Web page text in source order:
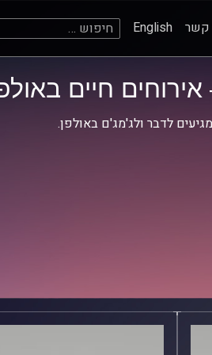
קשר English חיפוש:
חיים
לדבר ולג'מג'ם באולפן.